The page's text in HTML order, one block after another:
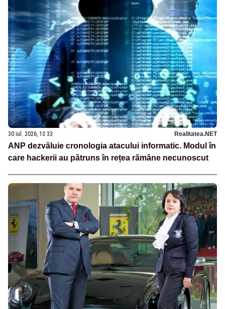
30 iul. 2026, 13:33 Realitatea.NET
ANP dezvăluie cronologia atacului informatic. Modul în
care hackerii au pătruns în rețea rămâne necunoscut